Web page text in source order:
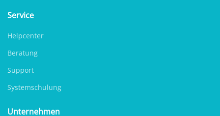
Service
Helpcenter
Beratung
Support
Systemschulung
Unternehmen